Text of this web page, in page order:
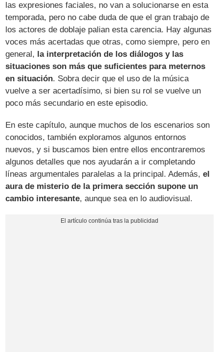
las expresiones faciales, no van a solucionarse en esta
temporada, pero no cabe duda de que el gran trabajo de
los actores de doblaje palian esta carencia. Hay algunas
voces más acertadas que otras, como siempre, pero en
general, la interpretación de los diálogos y las
situaciones son más que suficientes para meternos
en situación. Sobra decir que el uso de la música
vuelve a ser acertadísimo, si bien su rol se vuelve un
poco más secundario en este episodio.
En este capítulo, aunque muchos de los escenarios son
conocidos, también exploramos algunos entornos
nuevos, y si buscamos bien entre ellos encontraremos
algunos detalles que nos ayudarán a ir completando
líneas argumentales paralelas a la principal. Además,el
aura de misterio de la primera sección supone un
cambio interesante, aunque sea en lo audiovisual.